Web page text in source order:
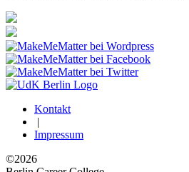
Kontakt
|
Impressum
©2026